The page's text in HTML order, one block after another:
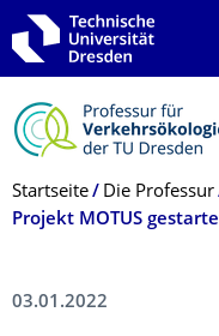
Zur Hauptnavigation
Zur Suche springen
Zum Inhalt springen
Breadcrumb-Menü
Startseite Die Professur
Projekt MOTUS
03.01.2022